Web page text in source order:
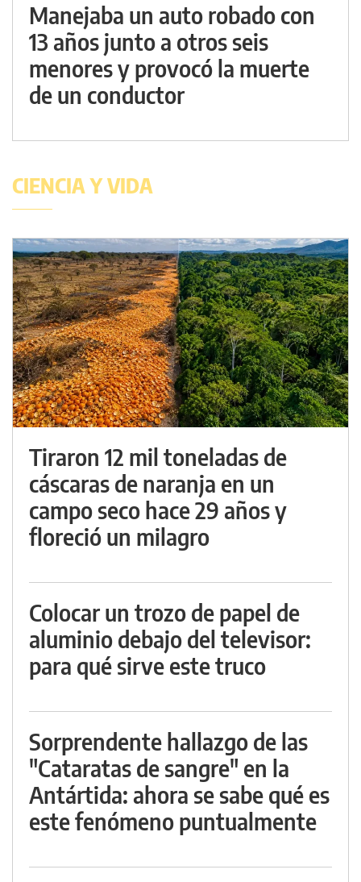
Manejaba un auto robado con
13 años junto a otros seis
menores y provocó la muerte
de un conductor
CIENCIA Y VIDA
Tiraron 12 mil toneladas de
cáscaras de naranja en un
campo seco hace 29 años y
floreció un milagro
Colocar un trozo de papel de
aluminio debajo del televisor:
para qué sirve este truco
Sorprendente hallazgo de las
"Cataratas de sangre" en la
Antártida: ahora se sabe qué es
este fenómeno puntualmente